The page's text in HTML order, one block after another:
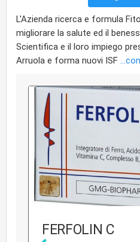
L'Azienda ricerca e formula
migliorare la salute ed il
Scientifica e il loro impiego
Arruola e forma nuovi ISF
FERFOLIN C